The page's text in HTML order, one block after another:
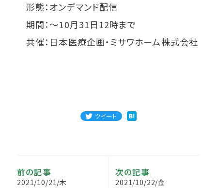
形態：オンデマンド配信
期間：～10月31日12時まで
共催：日本医療企画・ミサワホーム株式会社
ツイート
前の記事
2021/10/21/木
次の記事
2021/10/22/金